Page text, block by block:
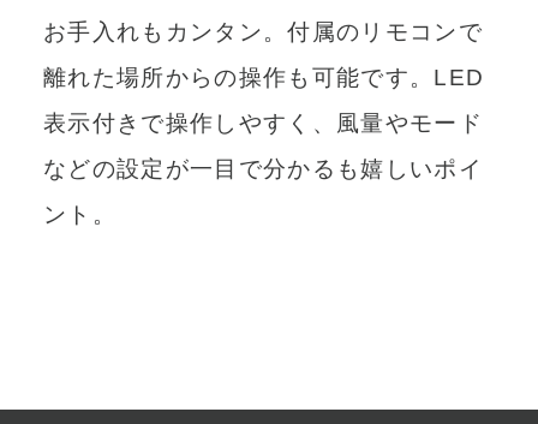
お手入れもカンタン。付属のリモコンで
離れた場所からの操作も可能です。LED
表示付きで操作しやすく、風量やモード
などの設定が一目で分かるも嬉しいポイ
ント。